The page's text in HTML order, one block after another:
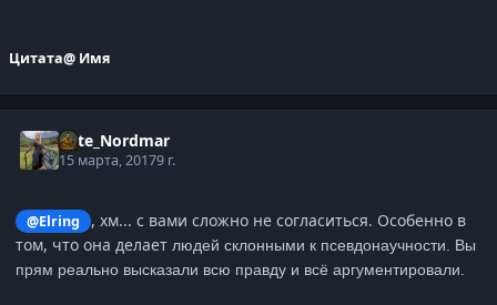
Цитата@ Имя
Kate_Nordmar
15 марта, 20179 г.
@Elring
, хм... с вами сложно не согласиться. Особенно в
том, что она делает людей склонными к псевдонаучности. Вы
прям реально высказали всю правду и всё аргументировали.